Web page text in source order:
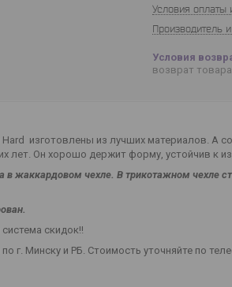
Условия оплаты
Производитель
возврат
изготовлены из лучших материалов. А
лет. Он хорошо держит форму, устойчив к
в жаккардовом чехле. В трикотажном чехле
скидок!!
г. Минску и РБ. Стоимость уточняйте по